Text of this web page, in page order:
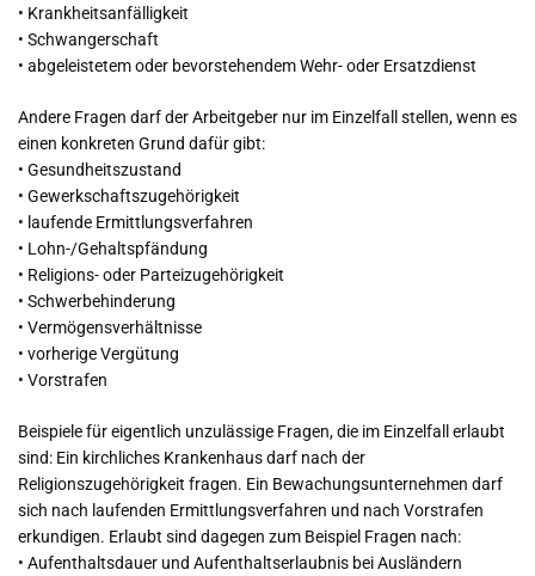
• Krankheitsanfälligkeit
• Schwangerschaft
• abgeleistetem oder bevorstehendem Wehr- oder Ersatzdienst
Andere Fragen darf der Arbeitgeber nur im Einzelfall stellen, wenn es
einen konkreten Grund dafür gibt:
• Gesundheitszustand
• Gewerkschaftszugehörigkeit
• laufende Ermittlungsverfahren
• Lohn-/Gehaltspfändung
• Religions- oder Parteizugehörigkeit
• Schwerbehinderung
• Vermögensverhältnisse
• vorherige Vergütung
• Vorstrafen
Beispiele für eigentlich unzulässige Fragen, die im Einzelfall erlaubt
sind: Ein kirchliches Krankenhaus darf nach der
Religionszugehörigkeit fragen. Ein Bewachungsunternehmen darf
sich nach laufenden Ermittlungsverfahren und nach Vorstrafen
erkundigen. Erlaubt sind dagegen zum Beispiel Fragen nach:
• Aufenthaltsdauer und Aufenthaltserlaubnis bei Ausländern